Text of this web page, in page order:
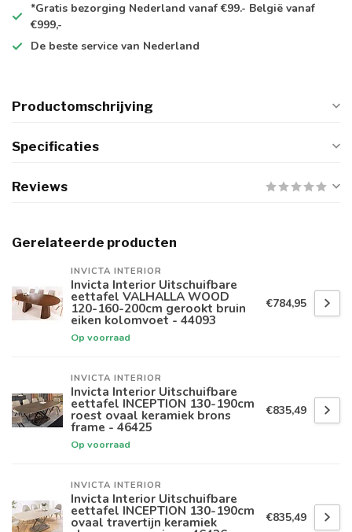
*Gratis bezorging Nederland vanaf €99.- België vanaf
€999,-
De beste service van Nederland
Productomschrijving
Specificaties
Reviews
Gerelateerde producten
INVICTA INTERIOR
Invicta Interior Uitschuifbare
eettafel VALHALLA WOOD
120-160-200cm gerookt bruin
eiken kolomvoet - 44093
Op voorraad
€784,95
INVICTA INTERIOR
Invicta Interior Uitschuifbare
eettafel INCEPTION 130-190cm
roest ovaal keramiek brons
frame - 46425
Op voorraad
€835,49
INVICTA INTERIOR
Invicta Interior Uitschuifbare
eettafel INCEPTION 130-190cm
ovaal travertijn keramiek €835,49